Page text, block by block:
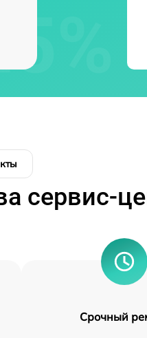
сервис-
Срочный